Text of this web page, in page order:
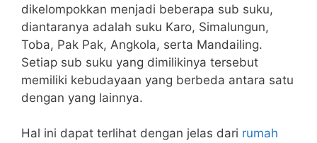
dikelompokkan menjadi beberapa sub suku,
diantaranya adalah suku Karo, Simalungun,
Toba, Pak Pak, Angkola, serta Mandailing.
Setiap sub suku yang dimilikinya tersebut
memiliki kebudayaan yang berbeda antara satu
dengan yang lainnya.
Hal ini dapat terlihat dengan jelas dari rumah